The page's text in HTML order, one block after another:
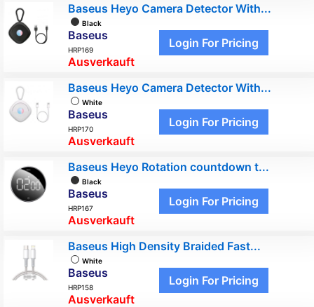
Baseus Heyo Camera Detector With...
Black
Baseus
HRP169
Ausverkauft
Login For Pricing
Baseus Heyo Camera Detector With...
White
Baseus
HRP170
Ausverkauft
Login For Pricing
Baseus Heyo Rotation countdown t...
Black
Baseus
HRP167
Ausverkauft
Login For Pricing
Baseus High Density Braided Fast...
White
Baseus
HRP158
Ausverkauft
Login For Pricing